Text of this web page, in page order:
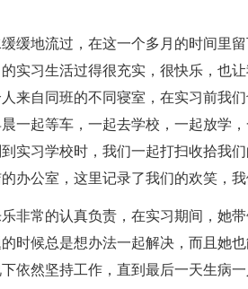
缓地流过，在这一个多月的时间里
实习生活过得很充实，很快乐，也
来自同班的不同寝室，在实习前我
一起等车，一起去学校，一起放学
实习学校时，我们一起打扫收拾我
办公室，这里记录了我们的欢笑，
非常的认真负责，在实习期间，她
时候总是想办法一起解决，而且她
依然坚持工作，直到最后一天生病